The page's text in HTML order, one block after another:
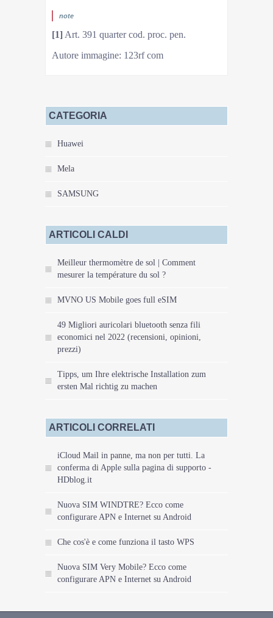
note
[1] Art. 391 quarter cod. proc. pen.
Autore immagine: 123rf com
CATEGORIA
Huawei
Mela
SAMSUNG
ARTICOLI CALDI
Meilleur thermomètre de sol | Comment
mesurer la température du sol ?
MVNO US Mobile goes full eSIM
49 Migliori auricolari bluetooth senza fili
economici nel 2022 (recensioni, opinioni,
prezzi)
Tipps, um Ihre elektrische Installation zum
ersten Mal richtig zu machen
ARTICOLI CORRELATI
iCloud Mail in panne, ma non per tutti. La
conferma di Apple sulla pagina di supporto -
HDblog.it
Nuova SIM WINDTRE? Ecco come
configurare APN e Internet su Android
Che cos'è e come funziona il tasto WPS
Nuova SIM Very Mobile? Ecco come
configurare APN e Internet su Android